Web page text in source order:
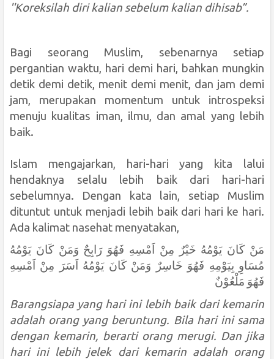
''Koreksilah diri kalian sebelum kalian dihisab”.
Bagi seorang Muslim, sebenarnya setiap
pergantian waktu, hari demi hari, bahkan mungkin
detik demi detik, menit demi menit, dan jam demi
jam, merupakan momentum untuk introspeksi
menuju kualitas iman, ilmu, dan amal yang lebih
baik.
Islam mengajarkan, hari-hari yang kita lalui
hendaknya selalu lebih baik dari hari-hari
sebelumnya. Dengan kata lain, setiap Muslim
dituntut untuk menjadi lebih baik dari hari ke hari.
Ada kalimat nasehat menyatakan,
مَنْ كَانَ يَوْمُهُ خَيْرٌ مِنْ اَمْسِهِ فَهُوَ رَابِحٌ وَمَنْ كَانَ يَوْمُهُ
مُسَاوِ بِيَوْمِهِ فَهُوَ خَاسِرٌ وَمَنْ كَانَ يَوْمُهُ اَسَرَ مِنْ اَمْسِهِ
فَهُوَ مَلْعُوْنٌ
Barangsiapa yang hari ini lebih baik dari kemarin
adalah orang yang beruntung. Bila hari ini sama
dengan kemarin, berarti orang merugi. Dan jika
hari ini lebih jelek dari kemarin adalah orang